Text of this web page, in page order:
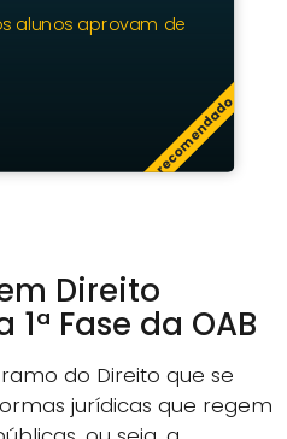
alunos aprovam de
recomendado
Direito
Fase da OAB
do Direito que se
jurídicas que regem